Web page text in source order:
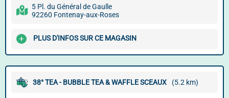
5 Pl. du Général de Gaulle
92260 Fontenay-aux-Roses
PLUS D'INFOS SUR CE MAGASIN
38° TEA - BUBBLE TEA & WAFFLE SCEAUX (5.2 km)